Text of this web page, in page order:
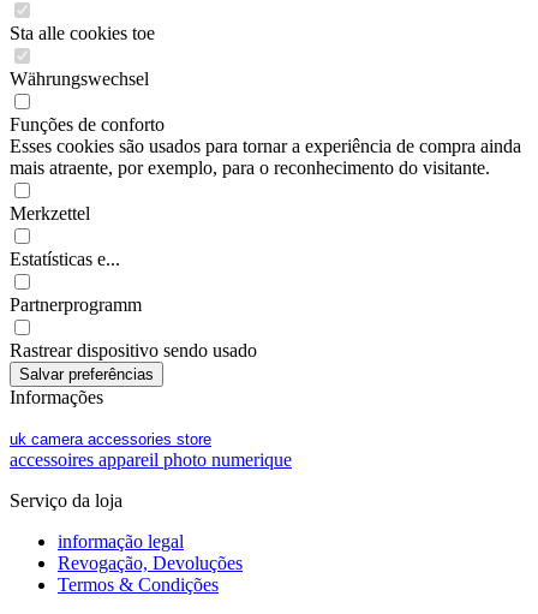
Sta alle cookies toe
Währungswechsel
Funções de conforto
Esses cookies são usados para tornar a experiência de compra ainda
mais atraente, por exemplo, para o reconhecimento do visitante.
Merkzettel
Estatísticas e...
Partnerprogramm
Rastrear dispositivo sendo usado
Informações
uk camera accessories store
accessoires appareil photo numerique
Serviço da loja
informação legal
Revogação, Devoluções
Termos & Condições